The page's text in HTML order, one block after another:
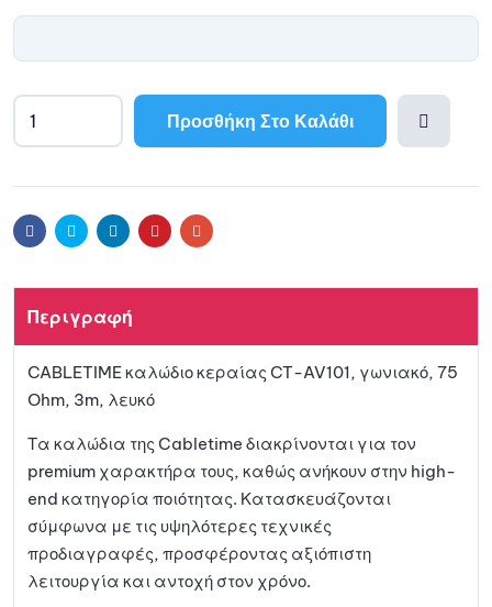
Προσθήκη Στο Καλάθι
αγαπη
μένων
FacebookTwitter LinkedinPinterestEmail
Περιγραφή
CABLETIME καλώδιο κεραίας CT-AV101, γωνιακό, 75
Ohm, 3m, λευκό
Τα καλώδια της Cabletime διακρίνονται για τον
premium χαρακτήρα τους, καθώς ανήκουν στην high-
end κατηγορία ποιότητας. Κατασκευάζονται
σύμφωνα με τις υψηλότερες τεχνικές
προδιαγραφές, προσφέροντας αξιόπιστη
λειτουργία και αντοχή στον χρόνο.